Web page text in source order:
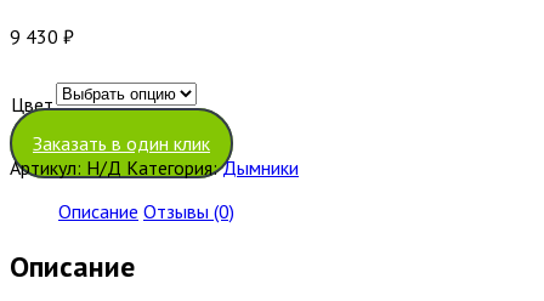
9 430 ₽
Цвет
Очистить
Заказать в один клик
Артикул: Н/Д Категория:Дымники
Описание Отзывы (0)
Описание